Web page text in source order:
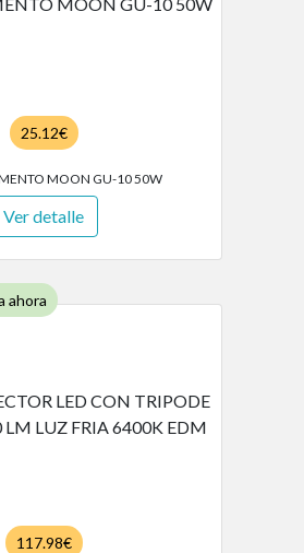
25.12€
MOON GU-10 50W
Ver detalle
ahora
117.98€